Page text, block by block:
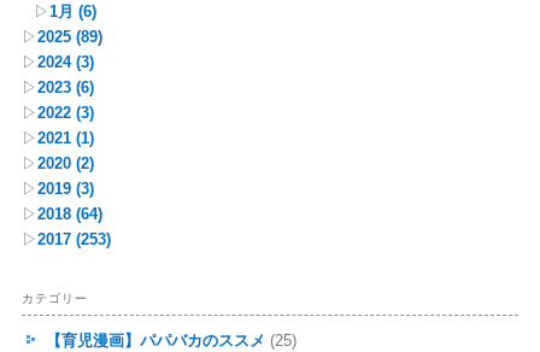
▷1月 (6)
▷2025 (89)
▷2024 (3)
▷2023 (6)
▷2022 (3)
▷2021 (1)
▷2020 (2)
▷2019 (3)
▷2018 (64)
▷2017 (253)
カテゴリー
【育児漫画】パパバカのススメ (25)